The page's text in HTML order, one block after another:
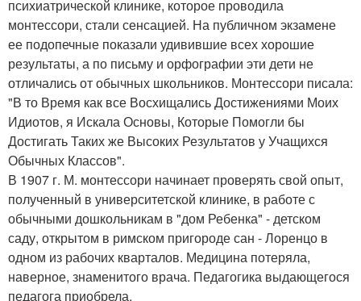
психиатрической клинике, которое проводила
монтессори, стали сенсацией. На публичном экзамене
ее подопечные показали удивившие всех хорошие
результаты, а по письму и орфографии эти дети не
отличались от обычных школьников. Монтессори писала:
"В то Время как все Восхищались Достижениями Моих
Идиотов, я Искала Основы, Которые Помогли бы
Достигать Таких же Высоких Результатов у Учащихся
Обычных Классов".
В 1907 г. М. монтессори начинает проверять свой опыт,
полученный в университетской клинике, в работе с
обычными дошкольникам в "дом Ребенка" - детском
саду, открытом в римском пригороде сан - Лоренцо в
одном из рабочих кварталов. Медицина потеряла,
наверное, знаменитого врача. Педагогика выдающегося
педагога приобрела.